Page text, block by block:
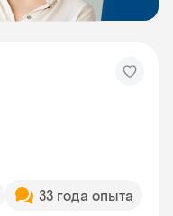
33 года опыта